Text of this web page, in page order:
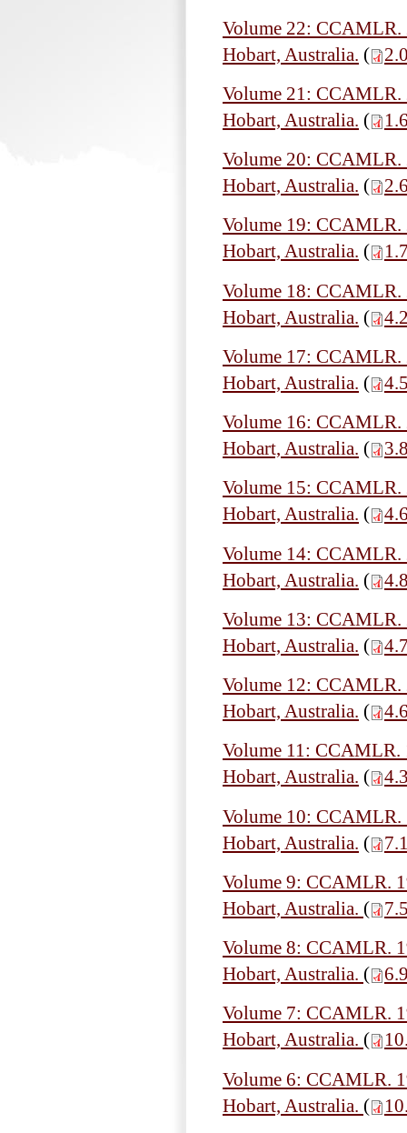
Volume 22:
Hobart, Australia. (
Volume 21:
Hobart, Australia. (
Volume 20:
Hobart, Australia. (
Volume 19:
Hobart, Australia. (
Volume 18:
Hobart, Australia. (
Volume 17:
Hobart, Australia. (
Volume 16:
Hobart, Australia. (
Volume 15:
Hobart, Australia. (
Volume 14:
Hobart, Australia. (
Volume 13:
Hobart, Australia. (
Volume 12:
Hobart, Australia. (
Volume 11:
Hobart, Australia. (
Volume 10:
Hobart, Australia. (
Volume 9: CCAMLR.
Hobart, Australia. (
Volume 8: CCAMLR.
Hobart, Australia. (
Volume 7: CCAMLR.
Hobart, Australia. (
Volume 6: CCAMLR.
Hobart, Australia. (